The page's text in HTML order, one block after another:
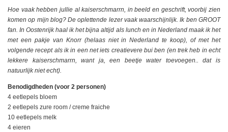
Hoe vaak hebben jullie al kaiserschmarrn, in beeld en geschrift, voorbij zien
komen op mijn blog? De oplettende lezer vaak waarschijnlijk. Ik ben GROOT
fan. In Oostenrijk haal ik het bijna altijd als lunch en in Nederland maak ik het
met een pakje van Knorr (helaas niet in Nederland te koop), of met het
volgende recept als ik in een net iets creatievere bui ben (en trek heb in echt
lekkere kaiserschmarrn, want ja, een beetje water toevoegen.. dat is
natuurlijk niet echt).
Benodigdheden (voor 2 personen)
4 eetlepels bloem
2 eetlepels zure room / creme fraiche
10 eetlepels melk
4 eieren